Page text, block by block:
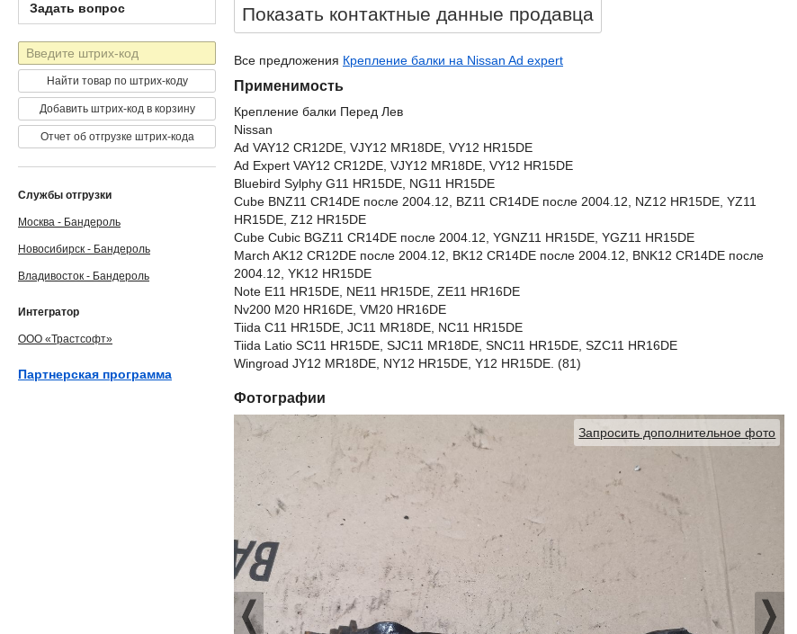
Показать контактные данные продавцa
Все предложения Крепление балки на Nissan Ad expert
Применимость
Крепление балки Перед Лев
Nissan
Ad VAY12 CR12DE, VJY12 MR18DE, VY12 HR15DE
Ad Expert VAY12 CR12DE, VJY12 MR18DE, VY12 HR15DE
Bluebird Sylphy G11 HR15DE, NG11 HR15DE
Cube BNZ11 CR14DE после 2004.12, BZ11 CR14DE после 2004.12, NZ12 HR15DE, YZ11
HR15DE, Z12 HR15DE
Cube Cubic BGZ11 CR14DE после 2004.12, YGNZ11 HR15DE, YGZ11 HR15DE
March AK12 CR12DE после 2004.12, BK12 CR14DE после 2004.12, BNK12 CR14DE после
2004.12, YK12 HR15DE
Note E11 HR15DE, NE11 HR15DE, ZE11 HR16DE
Nv200 M20 HR16DE, VM20 HR16DE
Tiida C11 HR15DE, JC11 MR18DE, NC11 HR15DE
Tiida Latio SC11 HR15DE, SJC11 MR18DE, SNC11 HR15DE, SZC11 HR16DE
Wingroad JY12 MR18DE, NY12 HR15DE, Y12 HR15DE. (81)
Фотографии
Запросить дополнительное фото
Задать вопрос
Штрих-
код
Найти товар по штрих-коду
Добавить штрих-код в корзину
Отчет об отгрузке штрих-кода
Службы отгрузки
Москва - Бандероль
Новосибирск - Бандероль
Владивосток - Бандероль
Интегратор
ООО «Трастсофт»
Партнерская программа